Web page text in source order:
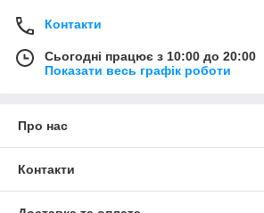
Контакти
Сьогодні працює з 10:00 до 20:00
Показати весь графік роботи
Про нас
Контакти